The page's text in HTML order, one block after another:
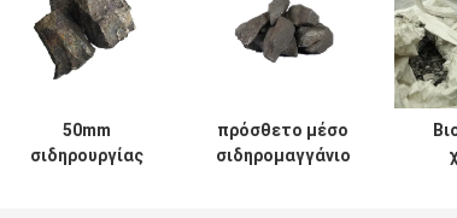
50mm
σιδηρουργίας
πρόσθετο μέσο
σιδηρομαγγάνιο